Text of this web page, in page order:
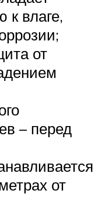
к влаге,
от
– перед
от